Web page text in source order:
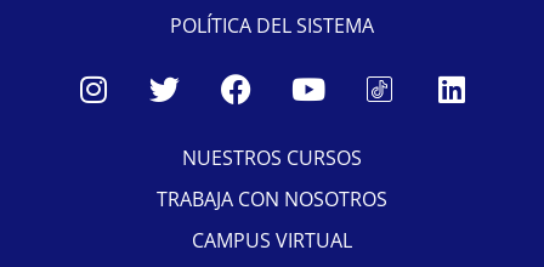
POLÍTICA DEL SISTEMA
NUESTROS CURSOS
TRABAJA CON NOSOTROS
CAMPUS VIRTUAL